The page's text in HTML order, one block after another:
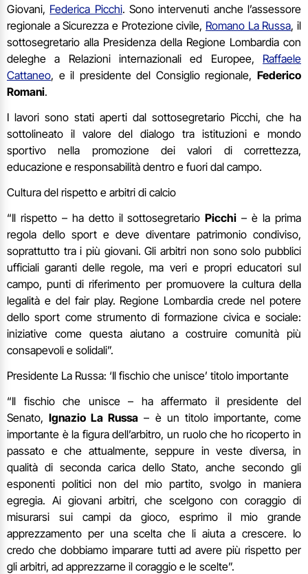
Giovani, Federica Picchi. Sono intervenuti anche l’assessore
regionale a Sicurezza e Protezione civile, Romano La Russa, il
sottosegretario alla Presidenza della Regione Lombardia con
deleghe a Relazioni internazionali ed Europee, Raffaele
Cattaneo, e il presidente del Consiglio regionale, Federico
Romani.
I lavori sono stati aperti dal sottosegretario Picchi, che ha
sottolineato il valore del dialogo tra istituzioni e mondo
sportivo nella promozione dei valori di correttezza,
educazione e responsabilità dentro e fuori dal campo.
Cultura del rispetto e arbitri di calcio
“Il rispetto – ha detto il sottosegretarioPicchi – è la prima
regola dello sport e deve diventare patrimonio condiviso,
soprattutto tra i più giovani. Gli arbitri non sono solo pubblici
ufficiali garanti delle regole, ma veri e propri educatori sul
campo, punti di riferimento per promuovere la cultura della
legalità e del fair play. Regione Lombardia crede nel potere
dello sport come strumento di formazione civica e sociale:
iniziative come questa aiutano a costruire comunità più
consapevoli e solidali”.
Presidente La Russa: ‘Il fischio che unisce’ titolo importante
“Il fischio che unisce – ha affermato il presidente del
Senato,Ignazio La Russa – è un titolo importante, come
importante è la figura dell’arbitro, un ruolo che ho ricoperto in
passato e che attualmente, seppure in veste diversa, in
qualità di seconda carica dello Stato, anche secondo gli
esponenti politici non del mio partito, svolgo in maniera
egregia. Ai giovani arbitri, che scelgono con coraggio di
misurarsi sui campi da gioco, esprimo il mio grande
apprezzamento per una scelta che li aiuta a crescere. Io
credo che dobbiamo imparare tutti ad avere più rispetto per
gli arbitri, ad apprezzarne il coraggio e le scelte”.